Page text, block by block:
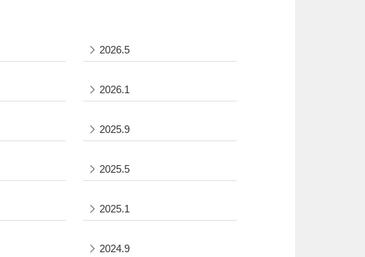
2026.5
2026.1
2025.9
2025.5
2025.1
2024.9